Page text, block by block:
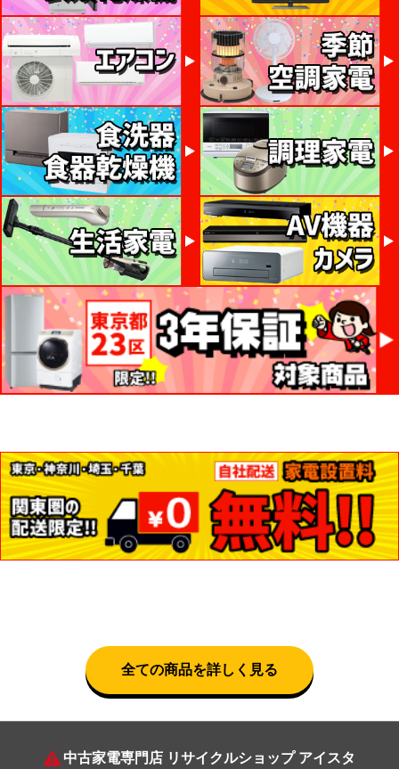
全ての商品を詳しく見る
中古家電専門店 リサイクルショップ アイスタ